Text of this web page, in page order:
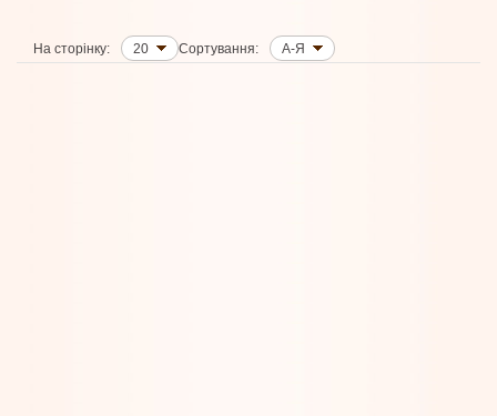
На сторінку: 20 Сортування: А-Я